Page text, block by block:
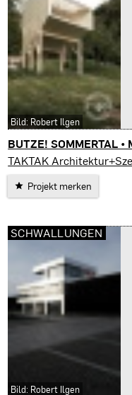
BUTZE! SOMMERTAL
Kaltennordheim
TAKTAK
Projekt merken
Bild: Robert Ilgen
SCHWALLUNGEN
Bild: Robert Ilgen